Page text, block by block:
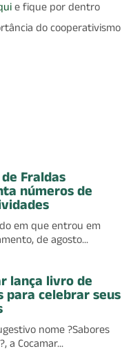
e fique por dentro
do cooperativismo
Fraldas
números de
em que entrou em
de agosto...
lança livro de
para celebrar seus
nome ?Sabores
a Cocamar...